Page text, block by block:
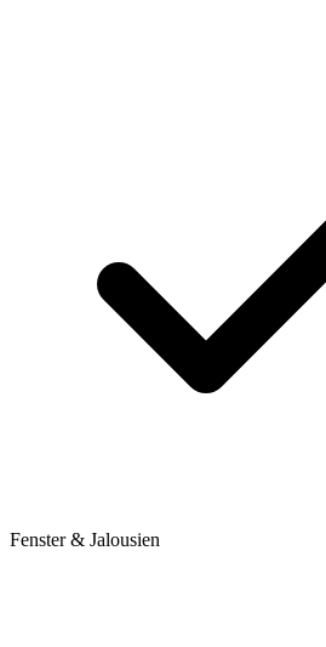
Fenster & Jalousien